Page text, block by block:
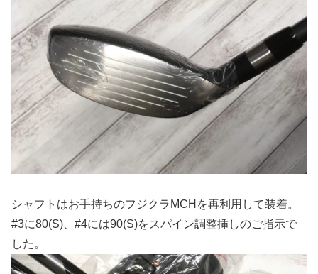
シャフトはお手持ちのフジクラMCHを再利用して装着。
#3に80(S)、#4には90(S)をスパイン調整挿しのご指示で
した。